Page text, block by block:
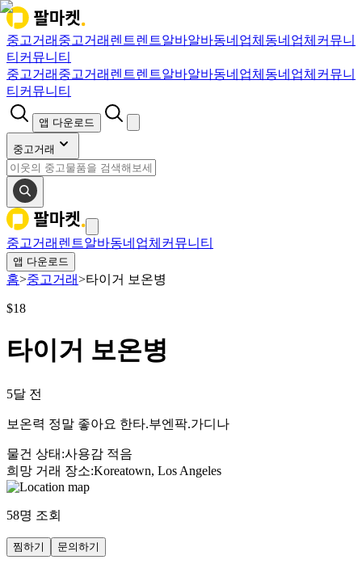
중고거래 중고거래 렌트렌트알바알바동네업체 동네업체 커뮤니
티 커뮤니티
중고거래 중고거래 렌트렌트알바알바동네업체 동네업체 커뮤니
티 커뮤니티
앱 다운로드
중고거래
중고거래 렌트알바동네업체 커뮤니티
앱 다운로드
홈>중고거래>타이거 보온병
$18
타이거 보온병
5달 전
보온력 정말 좋아요 한타.부엔팍.가디나
물건 상태 :사용감 적음
희망 거래 장소:Koreatown, Los Angeles
58명 조회
찜하기 문의하기